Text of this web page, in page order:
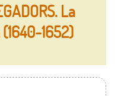
La
1652)